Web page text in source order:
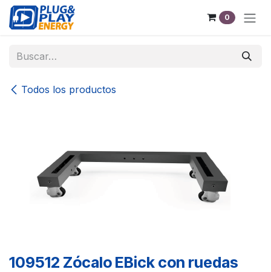
Ir al contenido
0
Todos los productos
109512 Zócalo EBick con ruedas